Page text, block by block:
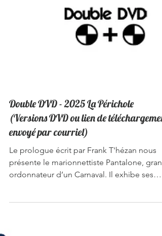
Double DVD - 2025 La Périchole
(Versions DVD ou lien de
envoyé par courriel)
Le prologue écrit par Frank T'hézan nous